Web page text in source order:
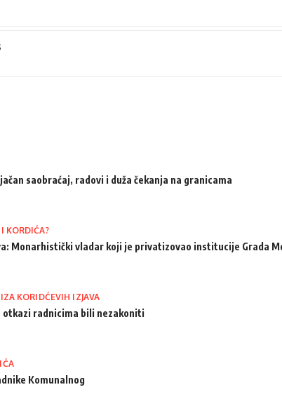
saobraćaj, radovi i duža čekanja na granicama
KORDIĆA?
Monarhistički vladar koji je privatizovao institucije Grada
KORIDĆEVIH IZJAVA
otkazi radnicima bili nezakoniti
Komunalnog